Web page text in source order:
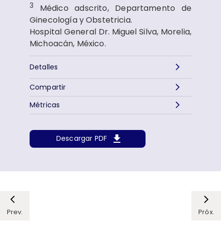
3 Médico adscrito, Departamento de
Ginecología y Obstetricia.
Hospital General Dr. Miguel Silva, Morelia,
Michoacán, México.
Detalles
Descargar PDF
Métricas
Compartir
Prev. Próx.